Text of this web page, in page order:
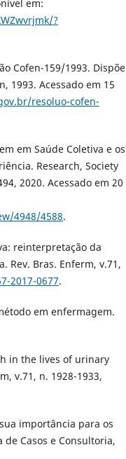
em:
?
Cofen-159/1993. Dispõe
1993. Acessado em 15
resoluo-cofen-
em Saúde Coletiva e os
Research, Society
2020. Acessado em 20
4948/4588.
reinterpretação da
Rev. Bras. Enferm, v.71,
2017-0677.
em enfermagem.
in the lives of urinary
v.71, n. 1928-1933,
importância para os
Casos e Consultoria,